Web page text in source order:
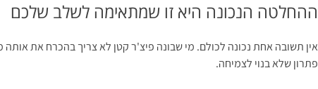
ההחלטה הנכונה היא זו שמתאימה לשלב שלכם
אין תשובה אחת נכונה לכולם. מי שבונה פיצ'ר קטן לא צריך בהכרח את
פתרון שלא בנוי לצמיחה.